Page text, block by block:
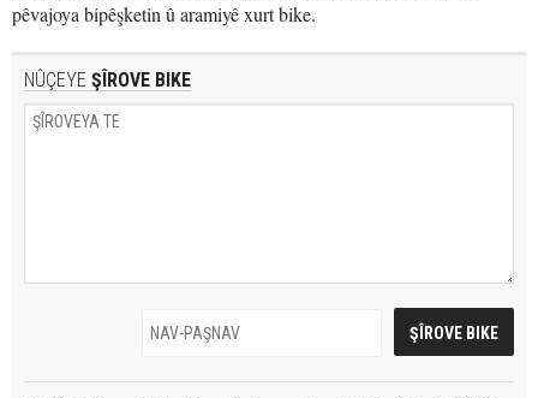
pêvajoya bipêşketin û aramiyê xurt bike.
NÛÇEYE ŞÎROVE BIKE